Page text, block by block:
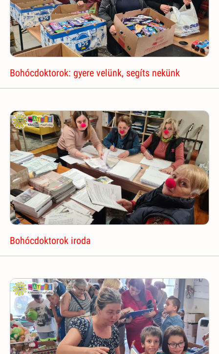
Bohócdoktorok: gyere velünk, segíts nekünk
Bohócdoktorok iroda